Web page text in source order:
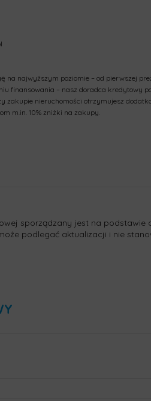
na najwyższym poziomie – od pierwszej
finansowania – nasz doradca kredytowy
zakupie nieruchomości otrzymujesz
m.in. 10% zniżki na zakupy.
sporządzany jest na podstawie
podlegać aktualizacji i nie